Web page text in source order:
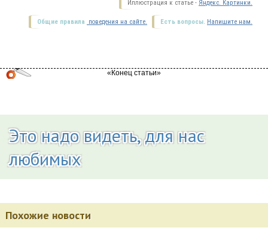
Иллюстрация к статье - Яндекс. Картинки.
Есть вопросы. Напишите нам.
Общие правила поведения на сайте.
Это надо видеть, для нас
любимых
Похожие новости